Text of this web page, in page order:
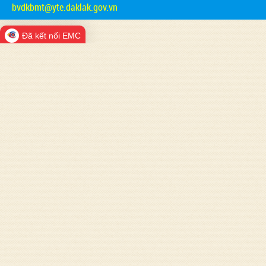
bvdkbmt@yte.daklak.gov.vn
Đã kết nối EMC